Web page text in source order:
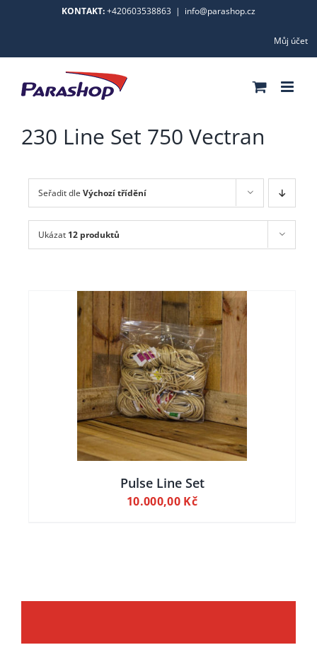
KONTAKT:+420603538863 | info@parashop.cz
Můj účet
230 Line Set 750 Vectran
Seřadit dle Výchozí třídění
Ukázat 12 produktů
Pulse Line Set
10.000,00 Kč